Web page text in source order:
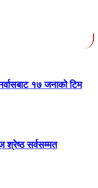
१७ जनाको टिम
श्रेष्ठ सर्वसम्मत